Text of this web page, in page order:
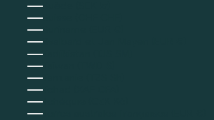
Suède (SEK kr)
Suisse (CHF CHF)
Suriname (EUR €)
Svalbard et Jan Mayen (EUR €)
Tadjikistan (TJS ЅМ)
Taïwan (TWD $)
Tanzanie (TZS Sh)
Tchad (XAF CFA)
Tchéquie (CZK Kč)
Terres australes françaises (EUR €)